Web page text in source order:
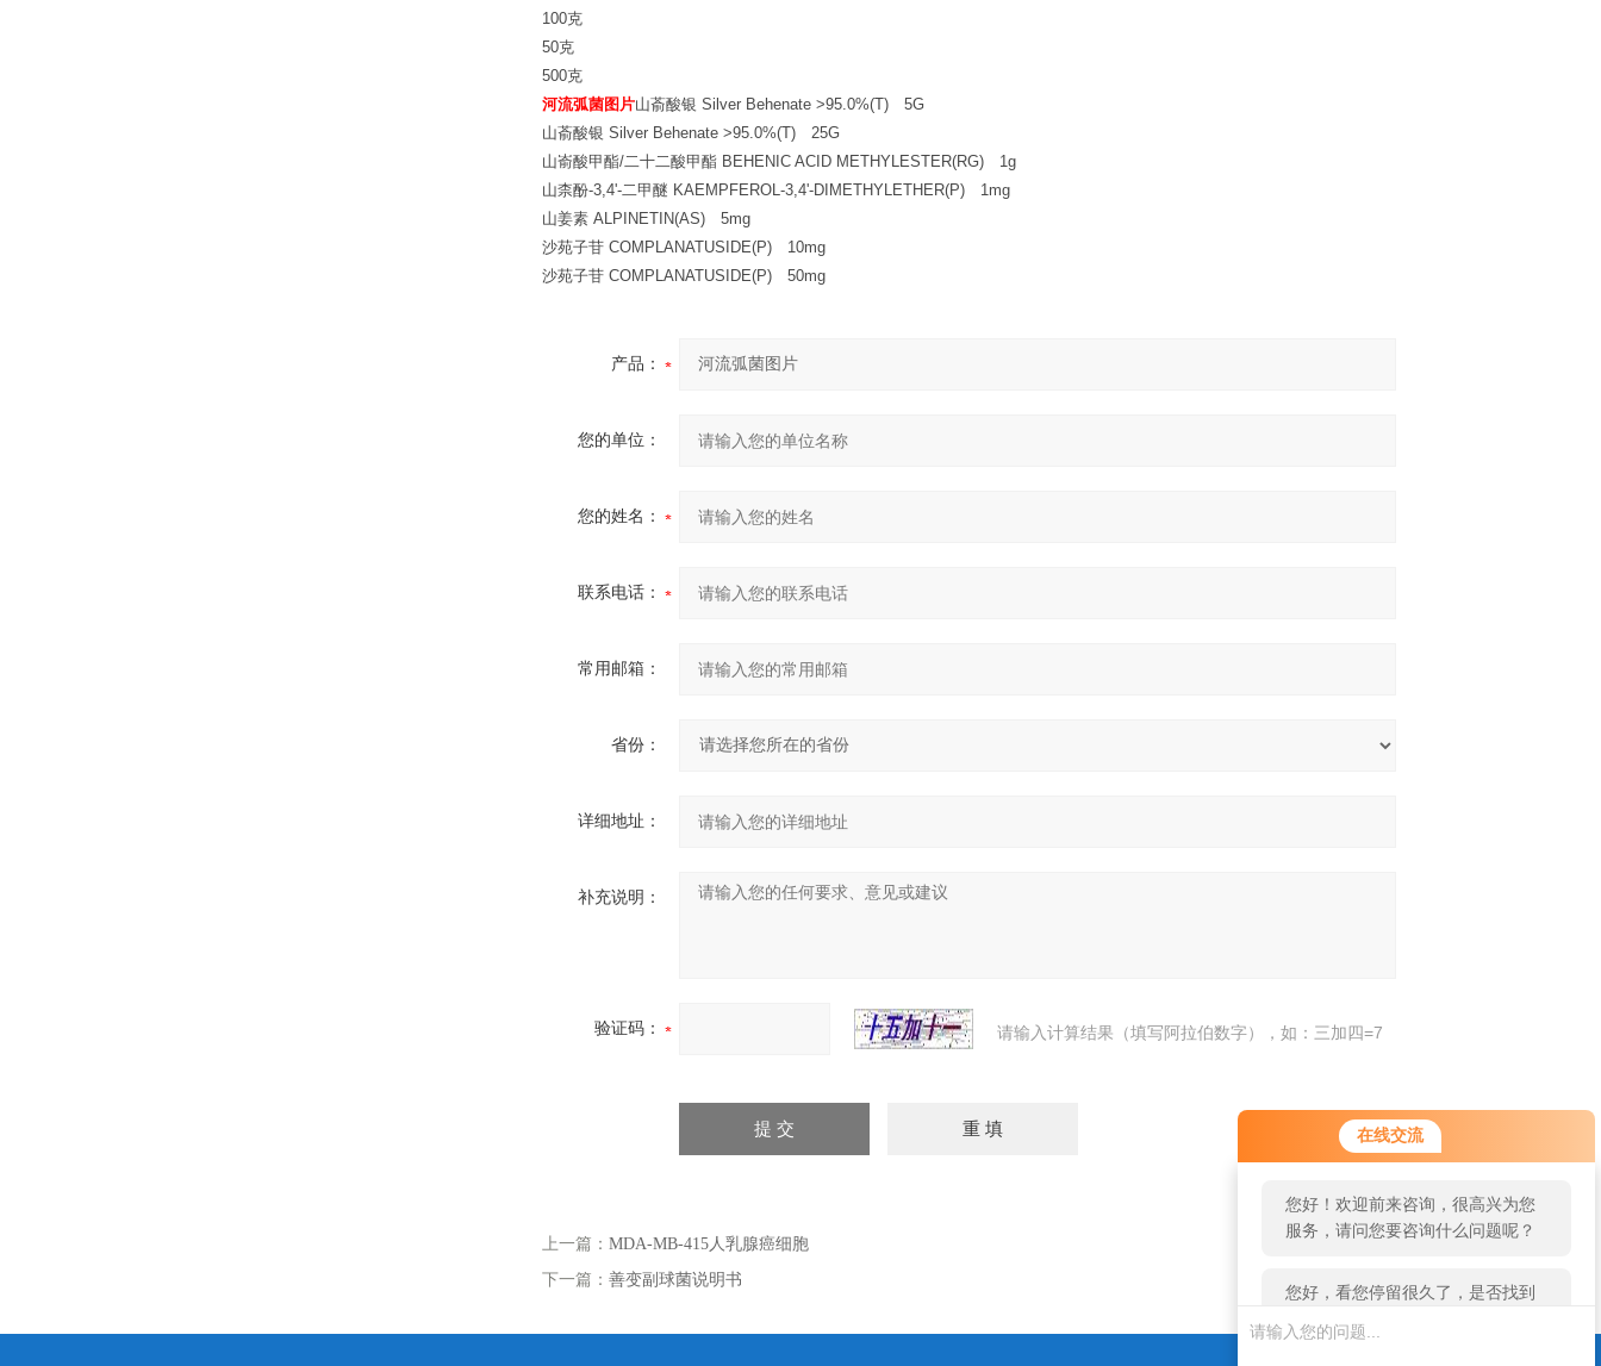
在线交流
您好！欢迎前来咨询，很高兴为您
服务，请问您要咨询什么问题呢？
您好，看您停留很久了，是否找到
了需求产品，您可以直接在线与我
100克
50克
500克
河流弧菌图片山萮酸银 Silver Behenate >95.0%(T) 5G
山萮酸银 Silver Behenate >95.0%(T) 25G
山嵛酸甲酯/二十二酸甲酯 BEHENIC ACID METHYLESTER(RG) 1g
山柰酚-3,4'-二甲醚 KAEMPFEROL-3,4'-DIMETHYLETHER(P) 1mg
山姜素 ALPINETIN(AS) 5mg
沙苑子苷 COMPLANATUSIDE(P) 10mg
沙苑子苷 COMPLANATUSIDE(P) 50mg
产品：
您的单位：
您的姓名：
联系电话：
常用邮箱：
省份：
详细地址：
补充说明：
验证码： 请输入计算结果（填写阿拉伯数字），如：三加四=7
上一篇： MDA-MB-415人乳腺癌细胞
下一篇： 善变副球菌说明书